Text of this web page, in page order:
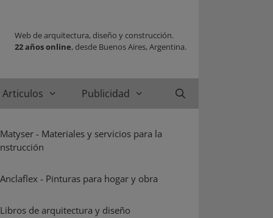
Web de arquitectura, diseño y construcción.
22 años online, desde Buenos Aires, Argentina.
Articulos Publicidad